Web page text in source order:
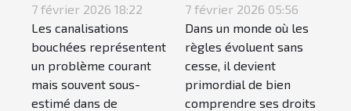
canalisations
bouchées pour
votre maison ?
7 février 2026 18:22
Les canalisations
bouchées représentent
un problème courant
mais souvent sous-
estimé dans de
spécialiste du
droit
7 février 2026 05:56
Dans un monde où les
règles évoluent sans
cesse, il devient
primordial de bien
comprendre ses droits